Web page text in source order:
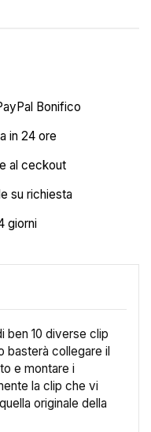
Bonifico
in 24 ore
al ceckout
su richiesta
giorni
ben 10 diverse clip
basterà collegare il
e montare i
la clip che vi
originale della